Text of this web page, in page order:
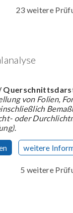
23 weitere
von Folien,
oder
weitere
5 weitere